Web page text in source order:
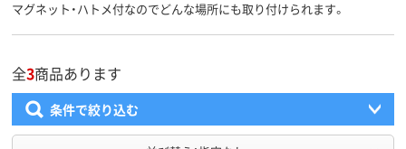
マグネット・ハトメ付なのでどんな場所にも取り付けられます。
全3商品あります
条件で絞り込む